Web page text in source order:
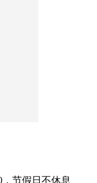
节假日不休息